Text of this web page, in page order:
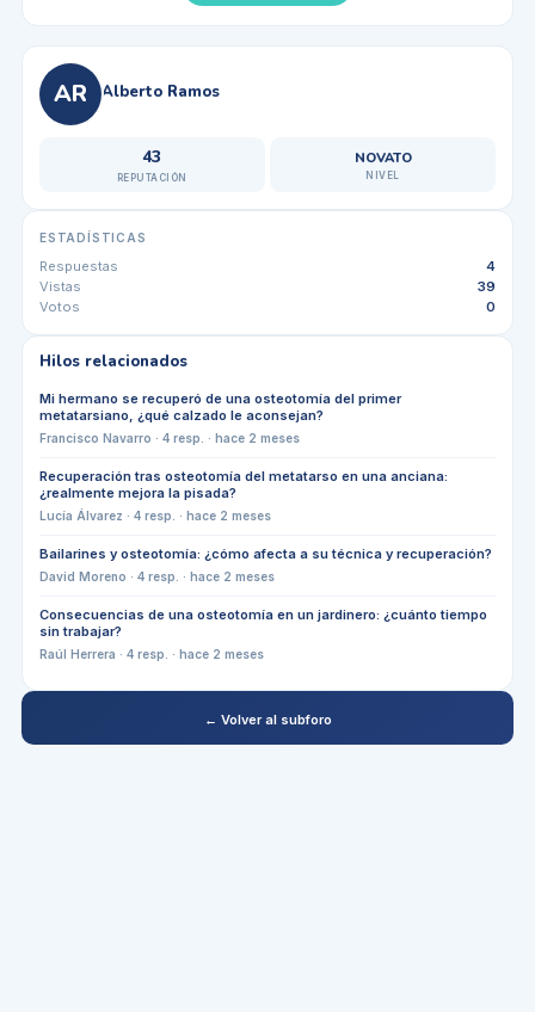
AR Alberto Ramos
43
REPUTACIÓN
NOVATO
NIVEL
ESTADÍSTICAS
Respuestas
4
Vistas
39
Votos
0
Hilos relacionados
Mi hermano se recuperó de una osteotomía del primer
metatarsiano, ¿qué calzado le aconsejan?
Francisco Navarro · 4resp. · hace 2 meses
Recuperación tras osteotomía del metatarso en una anciana:
¿realmente mejora la pisada?
Lucía Álvarez · 4resp. · hace 2 meses
Bailarines y osteotomía: ¿cómo afecta a su técnica y recuperación?
David Moreno · 4resp. · hace 2 meses
Consecuencias de una osteotomía en un jardinero: ¿cuánto tiempo
sin trabajar?
Raúl Herrera · 4resp. · hace 2 meses
← Volver al subforo